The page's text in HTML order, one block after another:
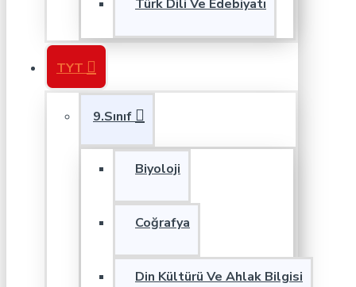
Türk Dili Ve Edebiyatı
TYT
9.Sınıf
Biyoloji
Coğrafya
Din Kültürü Ve Ahlak Bilgisi